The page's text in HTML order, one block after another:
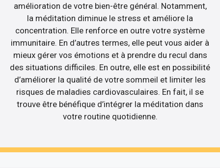
amélioration de votre bien-être général. Notamment,
la méditation diminue le stress et améliore la
concentration. Elle renforce en outre votre système
immunitaire. En d’autres termes, elle peut vous aider à
mieux gérer vos émotions et à prendre du recul dans
des situations difficiles. En outre, elle est en possibilité
d’améliorer la qualité de votre sommeil et limiter les
risques de maladies cardiovasculaires. En fait, il se
trouve être bénéfique d’intégrer la méditation dans
votre routine quotidienne.